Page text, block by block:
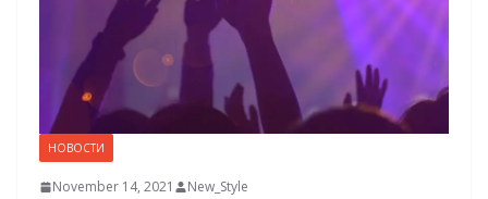
НОВОСТИ
November 14, 2021 New_Style